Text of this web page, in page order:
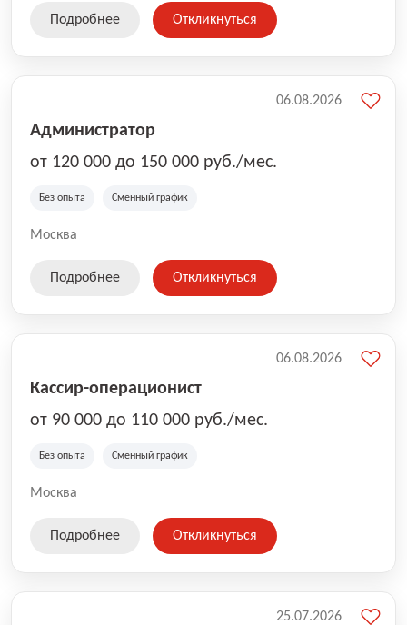
Подробнее Откликнуться
Администратор
от 120 000 до 150 000 руб./мес.
Без опыта Сменный график
Москва
06.08.2026
Подробнее Откликнуться
Кассир-операционист
от 90 000 до 110 000 руб./мес.
Без опыта Сменный график
Москва
06.08.2026
Подробнее Откликнуться
25.07.2026